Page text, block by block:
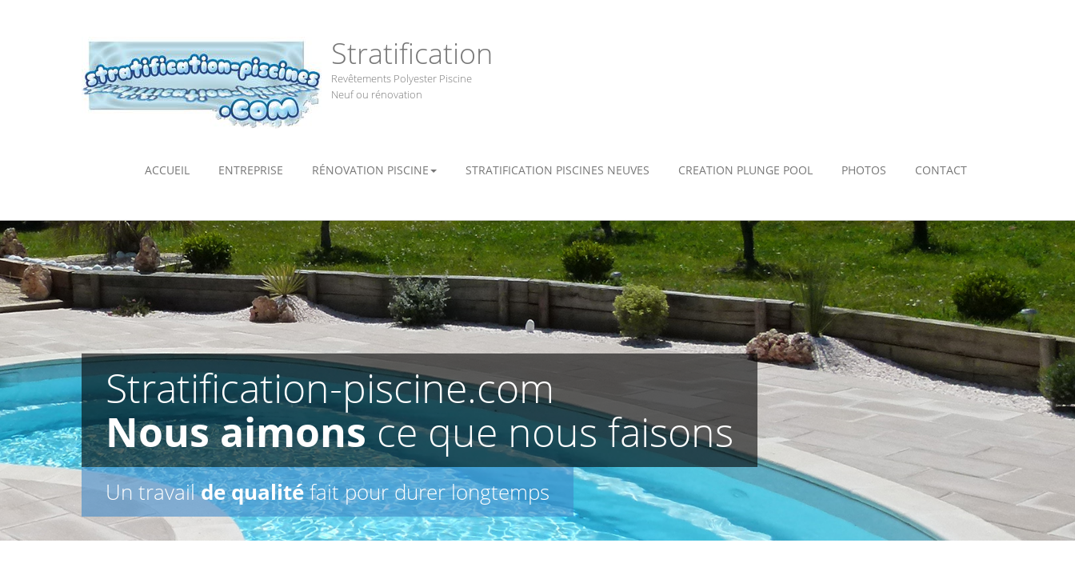
Stratification
Revêtements Polyester Piscine
Neuf ou rénovation
ACCUEIL ENTREPRISE RÉNOVATION PISCINE STRATIFICATION PISCINES NEUVES CREATION PLUNGE POOL PHOTOS CONTACT
Stratification-piscine.com
Nous aimonsce que nous faisons
Un travailde qualitéfait pour durer longtemps